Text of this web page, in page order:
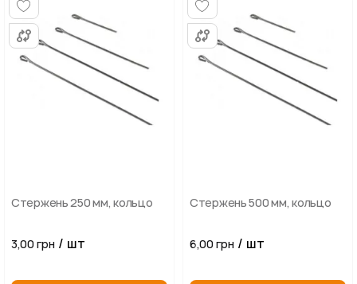
Стержень 250 мм, кольцо
3,00 грн / шт
Стержень 500 мм, кольцо
6,00 грн / шт